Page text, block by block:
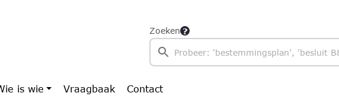
Zoeken
is wie Vraagbaak Contact